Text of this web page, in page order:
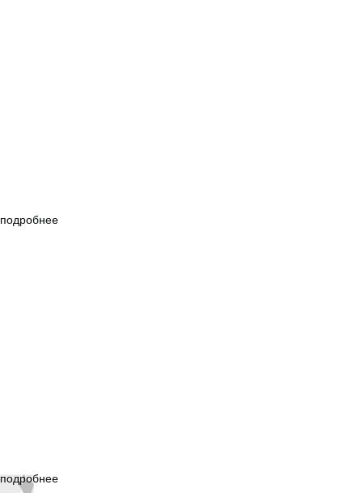
подробнее
подробнее